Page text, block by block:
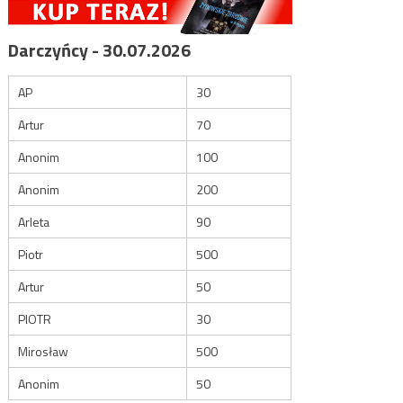
Darczyńcy - 30.07.2026
AP
30
Artur
70
Anonim
100
Anonim
200
Arleta
90
Piotr
500
Artur
50
PIOTR
30
Mirosław
500
Anonim
50